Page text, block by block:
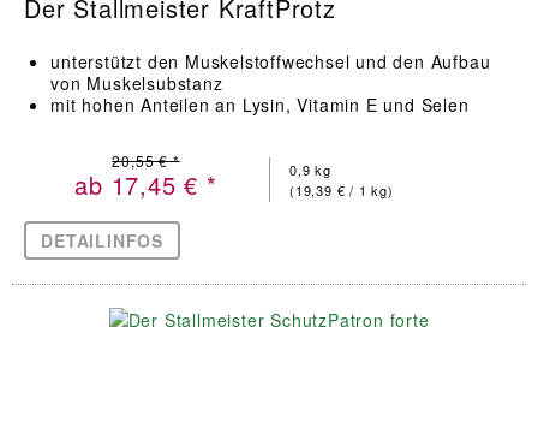
Der Stallmeister KraftProtz
unterstützt den Muskelstoffwechsel und den Aufbau
von Muskelsubstanz
mit hohen Anteilen an Lysin, Vitamin E und Selen
0,9 kg
(19,39 € / 1 kg)
ab 17,45 € *
20,55 € *
DETAILINFOS